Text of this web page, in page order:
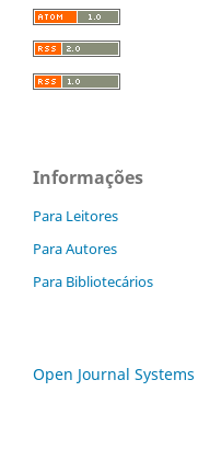
Informações
Para Leitores
Para Autores
Para Bibliotecários
Open Journal Systems